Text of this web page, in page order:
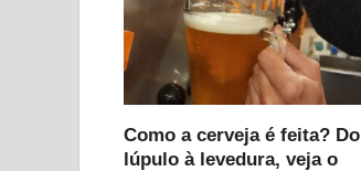
Como a cerveja é feita? Do
lúpulo à levedura, veja o